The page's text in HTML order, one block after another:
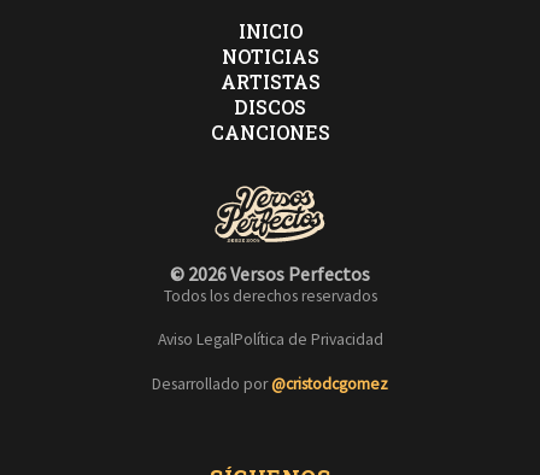
INICIO
NOTICIAS
ARTISTAS
DISCOS
CANCIONES
© 2026 Versos Perfectos
Todos los derechos reservados
Aviso LegalPolítica de Privacidad
Desarrollado por@cristodcgomez